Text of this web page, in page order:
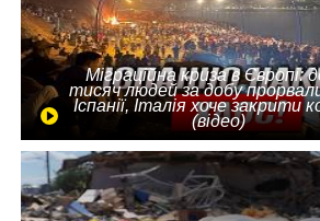
Міграційна криза в Європі:
тисяч людей за добу
Іспанії, Італія хоче закрити
(відео)